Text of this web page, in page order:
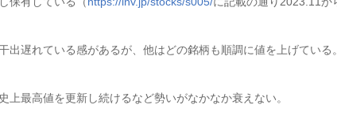
出遅れている感があるが、他はどの銘柄も順調に値を上げている。
上最高値を更新し続けるなど勢いがなかなか衰えない。